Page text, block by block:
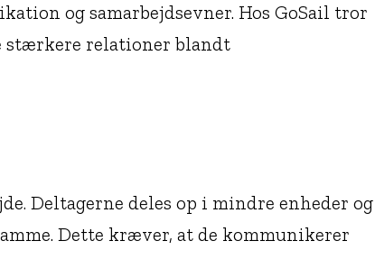
og samarbejdsevner. Hos GoSail tror
stærkere relationer blandt
Deltagerne deles op i mindre enheder og
Dette kræver, at de kommunikerer